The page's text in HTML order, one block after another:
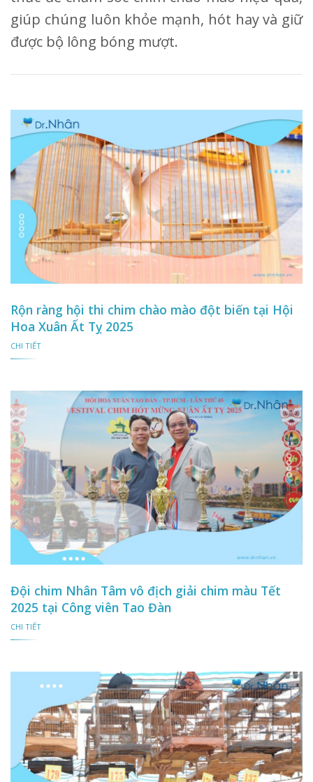
giúp chúng luôn khỏe mạnh, hót hay và giữ
được bộ lông bóng mượt.
Rộn ràng hội thi chim chào mào đột biến tại Hội
Hoa Xuân Ất Tỵ 2025
CHI TIẾT
Đội chim Nhân Tâm vô địch giải chim màu Tết
2025 tại Công viên Tao Đàn
CHI TIẾT